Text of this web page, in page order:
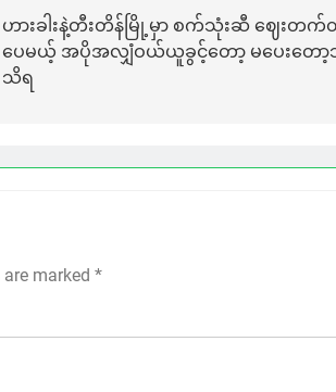
ဟားခါးနဲ့တီးတိန်မြို့မှာ စက်သုံးဆီ ဈေးတက်
ပေမယ့် အပိုအလျှံဝယ်ယူခွင့်တော့ မပေးတေ
သိရ
marked *